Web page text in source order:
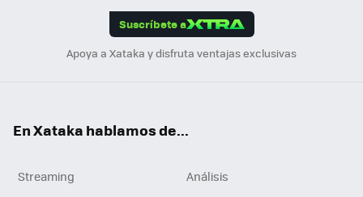
Suscríbete a
Apoya a Xataka y disfruta ventajas exclusivas
En Xataka hablamos de...
Streaming
Análisis